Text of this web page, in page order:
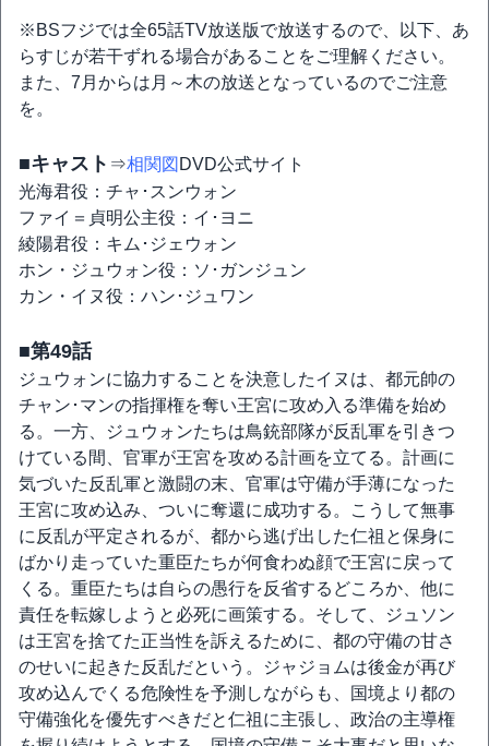
※BSフジでは全65話TV放送版で放送するので、以下、あ
らすじが若干ずれる場合があることをご理解ください。
また、7月からは月～木の放送となっているのでご注意
を。
■キャスト ⇒相関図 DVD公式サイト
光海君役：チャ･スンウォン
ファイ＝貞明公主役：イ･ヨニ
綾陽君役：キム･ジェウォン
ホン・ジュウォン役：ソ･ガンジュン
カン・イヌ役：ハン･ジュワン
■第49話
ジュウォンに協力することを決意したイヌは、都元帥の
チャン･マンの指揮権を奪い王宮に攻め入る準備を始め
る。一方、ジュウォンたちは鳥銃部隊が反乱軍を引きつ
けている間、官軍が王宮を攻める計画を立てる。計画に
気づいた反乱軍と激闘の末、官軍は守備が手薄になった
王宮に攻め込み、ついに奪還に成功する。こうして無事
に反乱が平定されるが、都から逃げ出した仁祖と保身に
ばかり走っていた重臣たちが何食わぬ顔で王宮に戻って
くる。重臣たちは自らの愚行を反省するどころか、他に
責任を転嫁しようと必死に画策する。そして、ジュソン
は王宮を捨てた正当性を訴えるために、都の守備の甘さ
のせいに起きた反乱だという。ジャジョムは後金が再び
攻め込んでくる危険性を予測しながらも、国境より都の
守備強化を優先すべきだと仁祖に主張し、政治の主導権